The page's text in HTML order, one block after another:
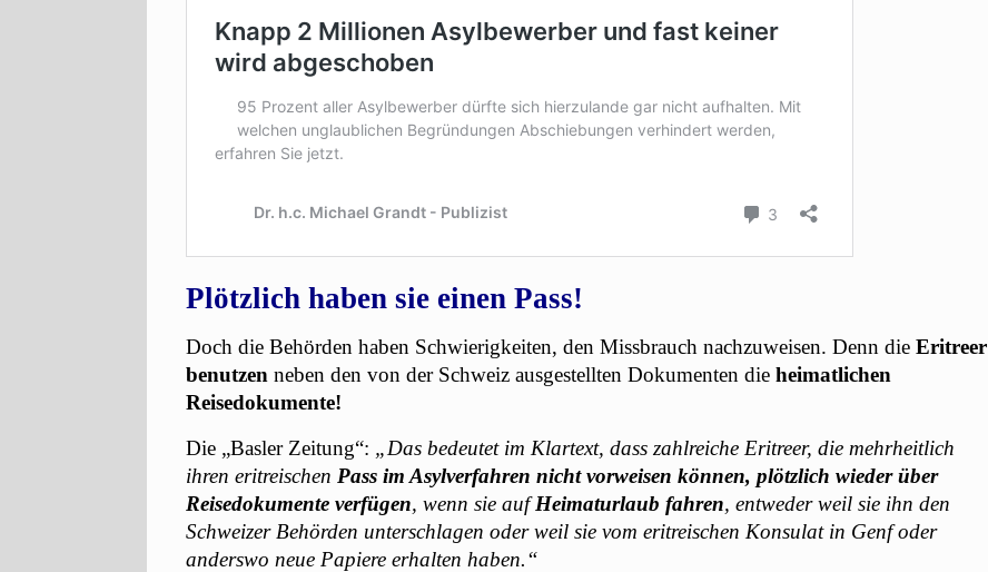
Plötzlich haben sie einen Pass!
Doch die Behörden haben Schwierigkeiten, den Missbrauch nachzuweisen. Denn die Eritreer
benutzen neben den von der Schweiz ausgestellten Dokumenten die heimatlichen
Reisedokumente!
Die „Basler Zeitung“: „Das bedeutet im Klartext, dass zahlreiche Eritreer, die mehrheitlich
ihren eritreischen Pass im Asylverfahren nicht vorweisen können, plötzlich wieder über
Reisedokumente verfügen, wenn sie aufHeimaturlaub fahren, entweder weil sie ihn den
Schweizer Behörden unterschlagen oder weil sie vom eritreischen Konsulat in Genf oder
anderswo neue Papiere erhalten haben.“